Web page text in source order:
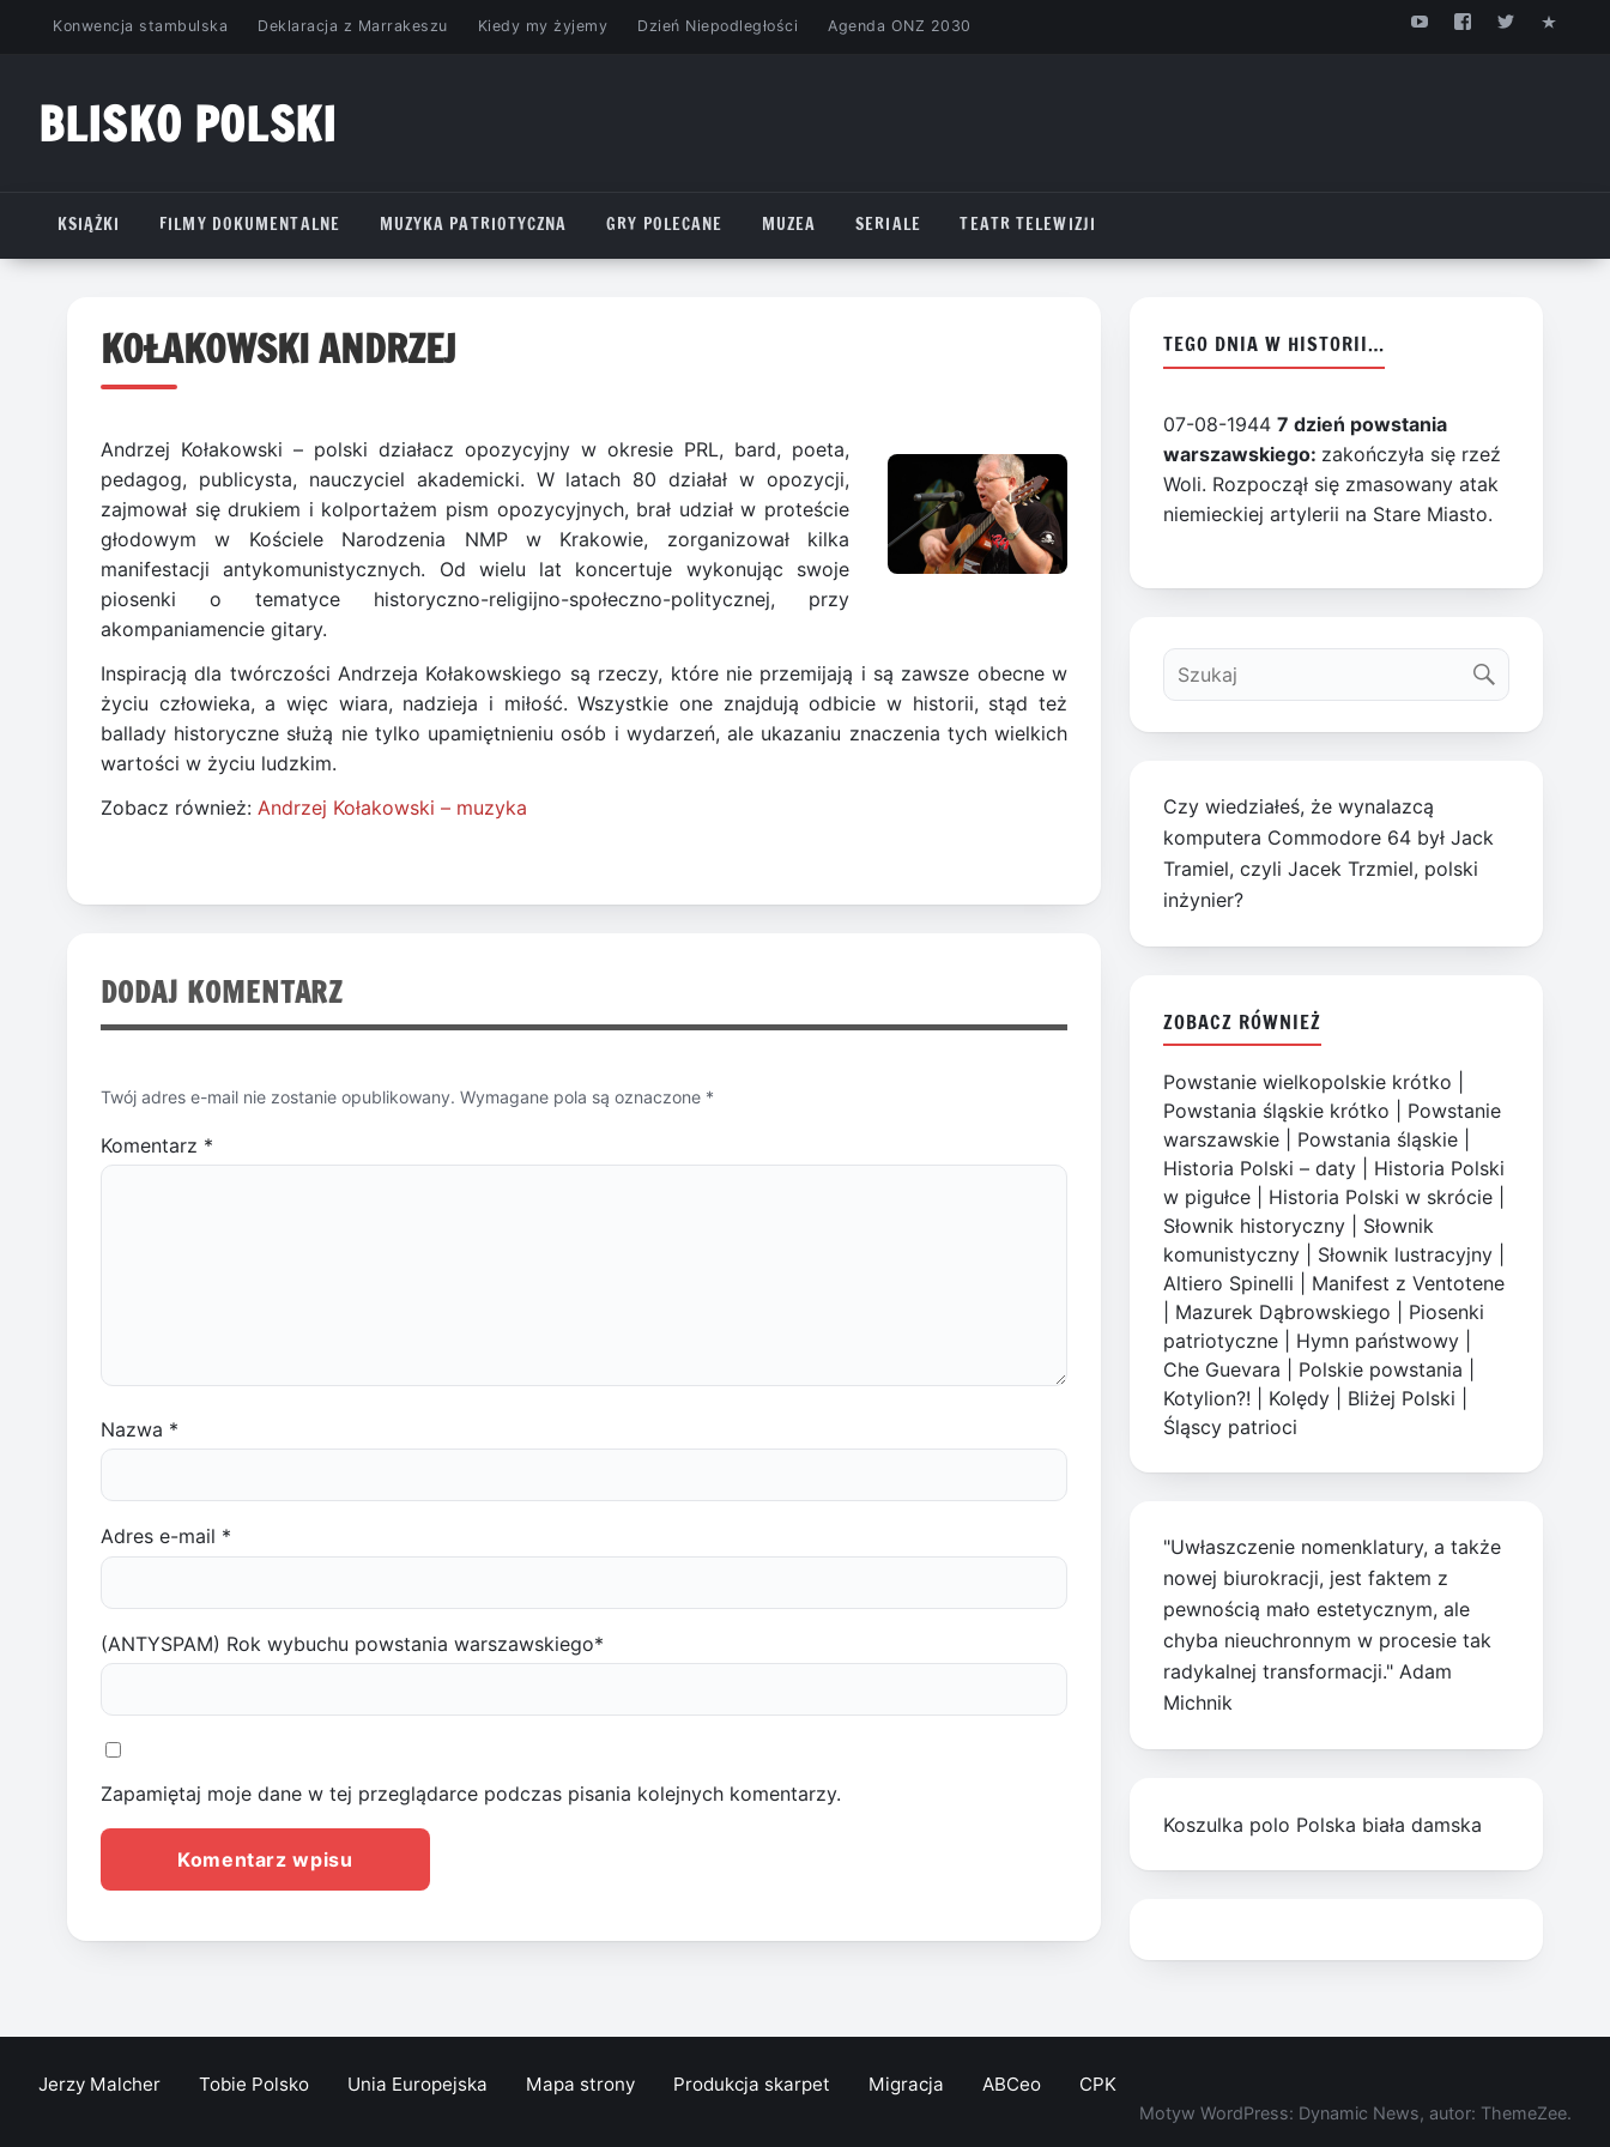
PrzejdźKonwencja stambulska Deklaracja z Marrakeszu Kiedy my żyjemy Dzień Niepodległości Agenda ONZ 2030
BLISKO POLSKI
KSIĄŻKI
FILMY DOKUMENTALNE MUZYKA PATRIOTYCZNA GRY POLECANE MUZEA SERIALE TEATR TELEWIZJI
KOŁAKOWSKI ANDRZEJ
Andrzej Kołakowski – polski działacz opozycyjny w okresie PRL, bard, poeta,
pedagog, publicysta, nauczyciel akademicki. W latach 80 działał w opozycji,
zajmował się drukiem i kolportażem pism opozycyjnych, brał udział w proteście
głodowym w Kościele Narodzenia NMP w Krakowie, zorganizował kilka
manifestacji antykomunistycznych. Od wielu lat koncertuje wykonując swoje
piosenki o tematyce historyczno-religijno-społeczno-politycznej, przy
akompaniamencie gitary.
Inspiracją dla twórczości Andrzeja Kołakowskiego są rzeczy, które nie przemijają i są zawsze obecne w
życiu człowieka, a więc wiara, nadzieja i miłość. Wszystkie one znajdują odbicie w historii, stąd też
ballady historyczne służą nie tylko upamiętnieniu osób i wydarzeń, ale ukazaniu znaczenia tych wielkich
wartości w życiu ludzkim.
Zobacz również: Andrzej Kołakowski – muzyka
DODAJ KOMENTARZ
Twój adres e-mail nie zostanie opublikowany. Wymagane pola są oznaczone *
Komentarz *
Nazwa *
Adres e-mail *
(ANTYSPAM) Rok wybuchu powstania warszawskiego*
Zapamiętaj moje dane w tej przeglądarce podczas pisania kolejnych komentarzy.
TEGO DNIA W HISTORII…
07-08-19447 dzień powstania
warszawskiego: zakończyła się rzeź
Woli. Rozpoczął się zmasowany atak
niemieckiej artylerii na Stare Miasto.
Czy wiedziałeś, że wynalazcą
komputera Commodore 64 był Jack
Tramiel, czyli Jacek Trzmiel, polski
inżynier?
ZOBACZ RÓWNIEŻ
Powstanie wielkopolskie krótko
Powstania śląskie krótko
Powstanie
warszawskie
Powstania śląskie
Historia Polski – daty
Historia Polski
w pigułce
Historia Polski w skrócie
Słownik historyczny
Słownik
komunistyczny
Słownik lustracyjny
Altiero Spinelli
Manifest z Ventotene
Mazurek Dąbrowskiego
Piosenki
patriotyczne
Hymn państwowy
Che Guevara
Polskie powstania
Kotylion?!
Kolędy Bliżej Polski
Śląscy patrioci
"Uwłaszczenie nomenklatury, a także
nowej biurokracji, jest faktem z
pewnością mało estetycznym, ale
chyba nieuchronnym w procesie tak
radykalnej transformacji." Adam
Michnik
Koszulka polo Polska biała damska
Jerzy Malcher Tobie Polsko Unia Europejska Mapa strony Produkcja skarpet Migracja ABCeo CPK
Motyw WordPress: Dynamic News, autor: ThemeZee.